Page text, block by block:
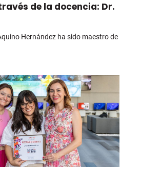
de la docencia: Dr.
Hernández ha sido maestro de